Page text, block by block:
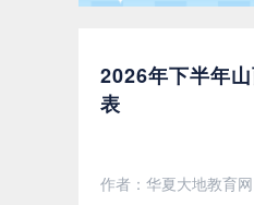
2026年下半年
表
作者：华夏大地教育网